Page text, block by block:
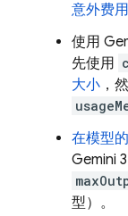
意外费用
使用
先使用
大小 ，
在模型
Gemini
型）。